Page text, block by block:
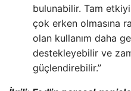
bulunabilir. Tam
çok erken olmasına
olan kullanım daha
destekleyebilir ve
güçlendirebilir.”